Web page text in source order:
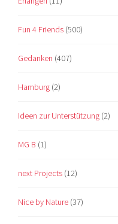
Fun 4 Friends (500)
Gedanken (407)
Hamburg (2)
Ideen zur Unterstützung (2)
MG B (1)
next Projects (12)
Nice by Nature (37)